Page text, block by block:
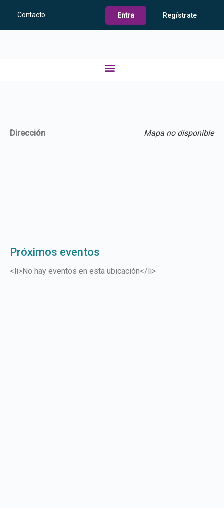
Contacto Entra Regístrate
Mapa no disponible
Dirección
Próximos eventos
<li>No hay eventos en esta ubicación</li>